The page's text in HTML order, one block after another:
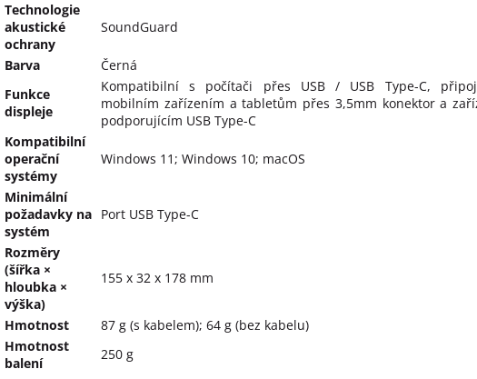
Technologie
akustické
ochrany
SoundGuard
Barva
Černá
Funkce
displeje
Kompatibilní s počítači přes USB / USB Type-C,
mobilním zařízením a tabletům přes 3,5mm konektor a
podporujícím USB Type-C
Kompatibilní
operační
systémy
Windows 11; Windows 10; macOS
Minimální
požadavky na
systém
Port USB Type-C
Rozměry
(šířka ×
hloubka ×
výška)
155 x 32 x 178 mm
Hmotnost
87 g (s kabelem); 64 g (bez kabelu)
Hmotnost
balení
250 g